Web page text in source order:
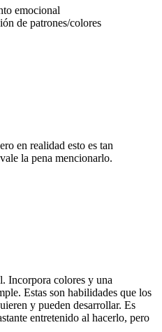
emocional
de patrones/colores
en realidad esto es tan
la pena mencionarlo.
Incorpora colores y una
Estas son habilidades que los
y pueden desarrollar. Es
entretenido al hacerlo, pero